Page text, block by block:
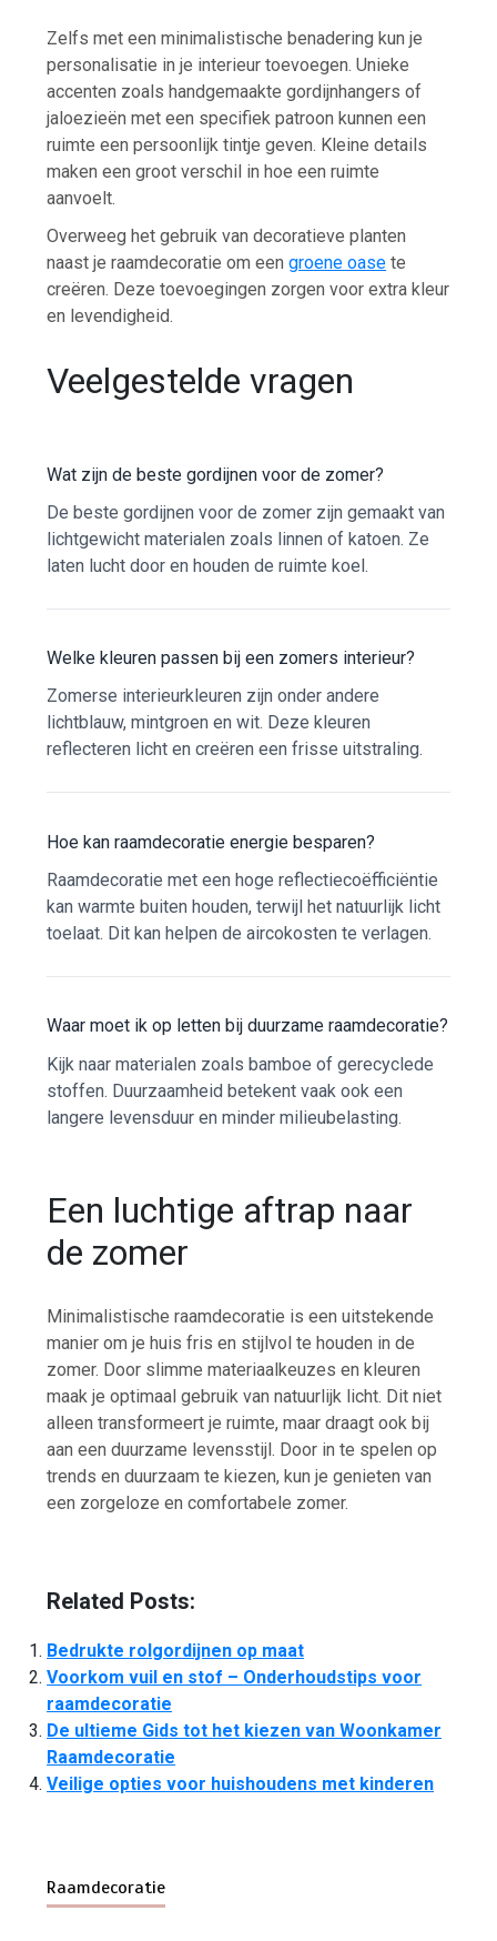
Zelfs met een minimalistische benadering kun je
personalisatie in je interieur toevoegen. Unieke
accenten zoals handgemaakte gordijnhangers of
jaloezieën met een specifiek patroon kunnen een
ruimte een persoonlijk tintje geven. Kleine details
maken een groot verschil in hoe een ruimte
aanvoelt.
Overweeg het gebruik van decoratieve planten
naast je raamdecoratie om eengroene oase te
creëren. Deze toevoegingen zorgen voor extra kleur
en levendigheid.
Veelgestelde vragen
Wat zijn de beste gordijnen voor de zomer?
De beste gordijnen voor de zomer zijn gemaakt van
lichtgewicht materialen zoals linnen of katoen. Ze
laten lucht door en houden de ruimte koel.
Welke kleuren passen bij een zomers interieur?
Zomerse interieurkleuren zijn onder andere
lichtblauw, mintgroen en wit. Deze kleuren
reflecteren licht en creëren een frisse uitstraling.
Hoe kan raamdecoratie energie besparen?
Raamdecoratie met een hoge reflectiecoëfficiëntie
kan warmte buiten houden, terwijl het natuurlijk licht
toelaat. Dit kan helpen de aircokosten te verlagen.
Waar moet ik op letten bij duurzame raamdecoratie?
Kijk naar materialen zoals bamboe of gerecyclede
stoffen. Duurzaamheid betekent vaak ook een
langere levensduur en minder milieubelasting.
Een luchtige aftrap naar
de zomer
Minimalistische raamdecoratie is een uitstekende
manier om je huis fris en stijlvol te houden in de
zomer. Door slimme materiaalkeuzes en kleuren
maak je optimaal gebruik van natuurlijk licht. Dit niet
alleen transformeert je ruimte, maar draagt ook bij
aan een duurzame levensstijl. Door in te spelen op
trends en duurzaam te kiezen, kun je genieten van
een zorgeloze en comfortabele zomer.
Related Posts:
Bedrukte rolgordijnen op maat
Voorkom vuil en stof – Onderhoudstips voor
raamdecoratie
De ultieme Gids tot het kiezen van Woonkamer
Raamdecoratie
Veilige opties voor huishoudens met kinderen
Raamdecoratie